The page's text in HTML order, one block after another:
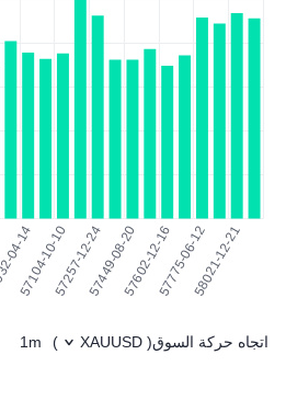
اتجاه حركة السوق(
XAUUSD
)
1m